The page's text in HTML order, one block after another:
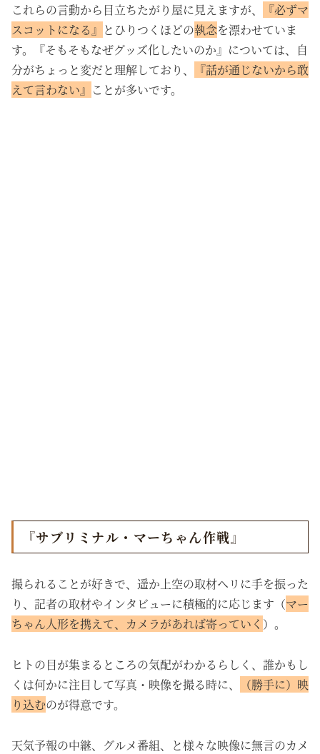
これらの言動から目立ちたがり屋に見えますが、
『必ずマ
スコットになる』 とひりつくほどの執念を漂わせていま
す。『そもそもなぜグッズ化したいのか』については、自
分がちょっと変だと理解しており、
『話が通じないから敢
えて言わない』 ことが多いです。
『サブリミナル・マーちゃん作戦』
撮られることが好きで、遥か上空の取材ヘリに手を振った
り、記者の取材やインタビューに積極的に応じます（マー
ちゃん人形を携えて、カメラがあれば寄っていく ）。
ヒトの目が集まるところの気配がわかるらしく、誰かもし
くは何かに注目して写真・映像を撮る時に、
（勝手に）映
り込むのが得意です。
天気予報の中継、グルメ番組、と様々な映像に無言のカメ